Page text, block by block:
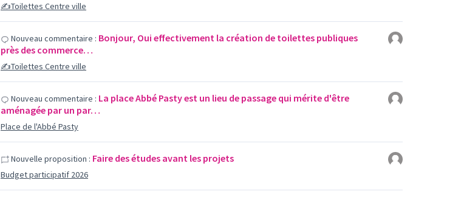
✍️Toilettes Centre ville
Nouveau commentaire : Bonjour, Oui effectivement la création de toilettes publiques
près des commerce…
✍️Toilettes Centre ville
Nouveau commentaire : La place Abbé Pasty est un lieu de passage qui mérite d'être
aménagée par un par…
Place de l'Abbé Pasty
Nouvelle proposition : Faire des études avant les projets
Budget participatif 2026